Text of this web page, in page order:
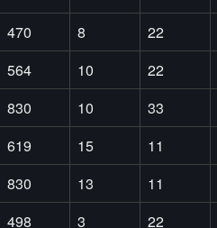
470 8 22
564 10 22
830 10 33
619 15 11
830 13 11
498 3 22